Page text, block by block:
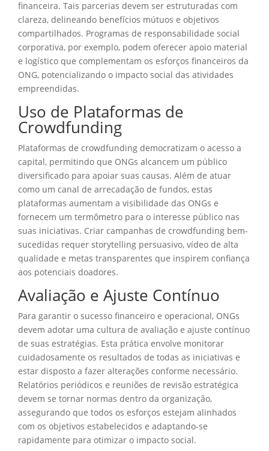
financeira. Tais parcerias devem ser estruturadas com
clareza, delineando benefícios mútuos e objetivos
compartilhados. Programas de responsabilidade social
corporativa, por exemplo, podem oferecer apoio material
e logístico que complementam os esforços financeiros da
ONG, potencializando o impacto social das atividades
empreendidas.
Uso de Plataformas de
Crowdfunding
Plataformas de crowdfunding democratizam o acesso a
capital, permitindo que ONGs alcancem um público
diversificado para apoiar suas causas. Além de atuar
como um canal de arrecadação de fundos, estas
plataformas aumentam a visibilidade das ONGs e
fornecem um termômetro para o interesse público nas
suas iniciativas. Criar campanhas de crowdfunding bem-
sucedidas requer storytelling persuasivo, vídeo de alta
qualidade e metas transparentes que inspirem confiança
aos potenciais doadores.
Avaliação e Ajuste Contínuo
Para garantir o sucesso financeiro e operacional, ONGs
devem adotar uma cultura de avaliação e ajuste contínuo
de suas estratégias. Esta prática envolve monitorar
cuidadosamente os resultados de todas as iniciativas e
estar disposto a fazer alterações conforme necessário.
Relatórios periódicos e reuniões de revisão estratégica
devem se tornar normas dentro da organização,
assegurando que todos os esforços estejam alinhados
com os objetivos estabelecidos e adaptando-se
rapidamente para otimizar o impacto social.